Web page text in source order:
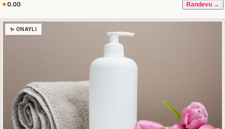
0.00 Randevu →
✨ ONAYLI